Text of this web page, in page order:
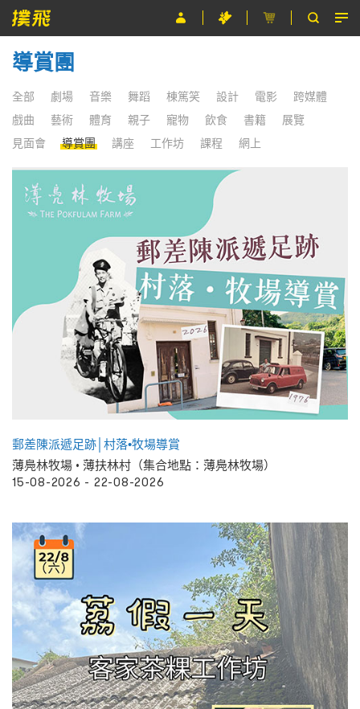
節目
主辦單位
關於撲飛
條款及細則
導賞團
全部 劇場 音樂 舞蹈 棟篤笑 設計 電影
跨媒體
戲曲
藝術 體育 親子 寵物 飲食 書籍
展覽
見面會
導賞團 講座 工作坊 課程 網上
郵差陳派遞足跡│村落•牧場導賞
薄鳧林牧場 • 薄扶林村（集合地點：薄鳧林牧場）
15-08-2026 - 22-08-2026